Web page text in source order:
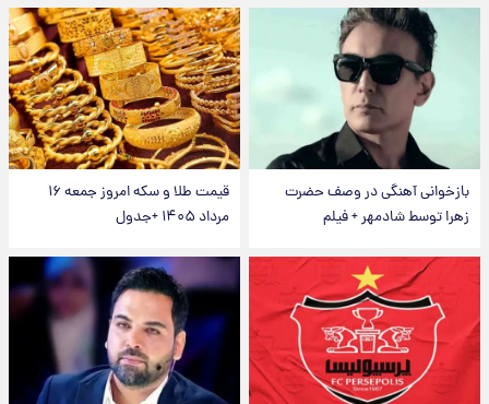
بازخوانی آهنگی در وصف حضرت
زهرا توسط شادمهر + فیلم
قیمت طلا و سکه امروز جمعه ۱۶
مرداد ۱۴۰۵ +جدول